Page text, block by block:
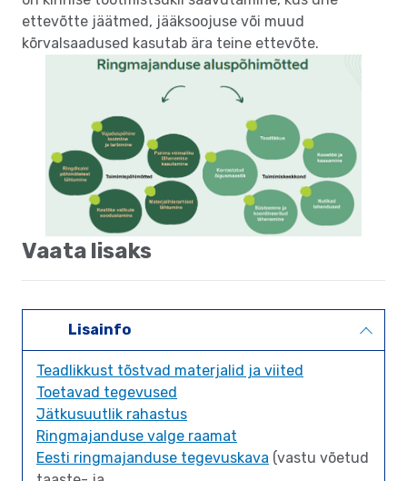
ettevõtte jäätmed, jääksoojuse või muud
kõrvalsaadused kasutab ära teine ettevõte.
Vaata lisaks
Lisainfo
Teadlikkust tõstvad materjalid ja viited
Toetavad tegevused
Jätkusuutlik rahastus
Ringmajanduse valge raamat
Eesti ringmajanduse tegevuskava (vastu võetud